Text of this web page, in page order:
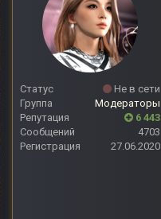
Статус
Не в сети
Группа
Модераторы
Репутация
6 443
Сообщений
4703
Регистрация
27.06.2020